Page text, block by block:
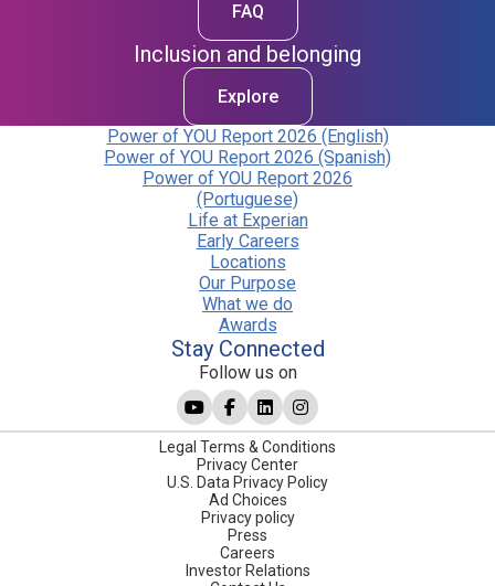
FAQ
Inclusion and belonging
Explore
Power of YOU Report 2026 (English)
Power of YOU Report 2026 (Spanish)
Power of YOU Report 2026
(Portuguese)
Life at Experian
Early Careers
Locations
Our Purpose
What we do
Awards
Stay Connected
Follow us on
Legal Terms & Conditions
Privacy Center
U.S. Data Privacy Policy
Ad Choices
Privacy policy
Press
Careers
Investor Relations